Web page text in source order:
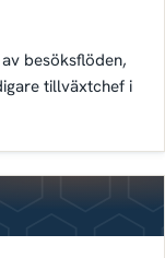
besöksflöden,
tillväxtchef i